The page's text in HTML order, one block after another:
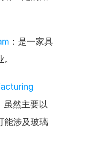
：是一家具
虽然主要以
能涉及玻璃